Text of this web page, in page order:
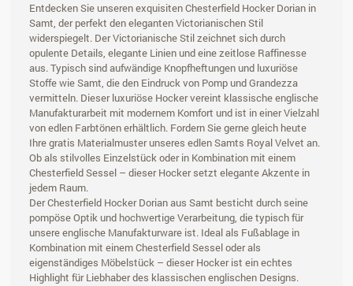
Entdecken Sie unseren exquisiten Chesterfield Hocker Dorian in
Samt, der perfekt den eleganten Victorianischen Stil
widerspiegelt. Der Victorianische Stil zeichnet sich durch
opulente Details, elegante Linien und eine zeitlose Raffinesse
aus. Typisch sind aufwändige Knopfheftungen und luxuriöse
Stoffe wie Samt, die den Eindruck von Pomp und Grandezza
vermitteln. Dieser luxuriöse Hocker vereint klassische englische
Manufakturarbeit mit modernem Komfort und ist in einer Vielzahl
von edlen Farbtönen erhältlich. Fordern Sie gerne gleich heute
Ihre gratis Materialmuster unseres edlen Samts Royal Velvet an.
Ob als stilvolles Einzelstück oder in Kombination mit einem
Chesterfield Sessel – dieser Hocker setzt elegante Akzente in
jedem Raum.
Der Chesterfield Hocker Dorian aus Samt besticht durch seine
pompöse Optik und hochwertige Verarbeitung, die typisch für
unsere englische Manufakturware ist. Ideal als Fußablage in
Kombination mit einem Chesterfield Sessel oder als
eigenständiges Möbelstück – dieser Hocker ist ein echtes
Highlight für Liebhaber des klassischen englischen Designs.